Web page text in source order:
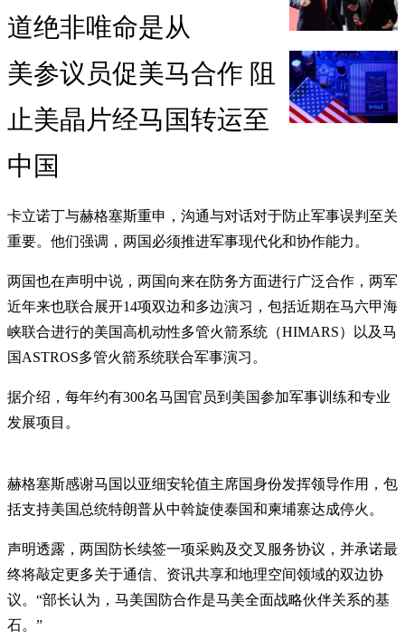
道绝非唯命是从
美参议员促美马合作 阻
止美晶片经马国转运至
中国
卡立诺丁与赫格塞斯重申，沟通与对话对于防止军事误判至关
重要。他们强调，两国必须推进军事现代化和协作能力。
两国也在声明中说，两国向来在防务方面进行广泛合作，两军
近年来也联合展开14项双边和多边演习，包括近期在马六甲海
峡联合进行的美国高机动性多管火箭系统（HIMARS）以及马
国ASTROS多管火箭系统联合军事演习。
据介绍，每年约有300名马国官员到美国参加军事训练和专业
发展项目。
赫格塞斯感谢马国以亚细安轮值主席国身份发挥领导作用，包
括支持美国总统特朗普从中斡旋使泰国和柬埔寨达成停火。
声明透露，两国防长续签一项采购及交叉服务协议，并承诺最
终将敲定更多关于通信、资讯共享和地理空间领域的双边协
议。“部长认为，马美国防合作是马美全面战略伙伴关系的基
石。”